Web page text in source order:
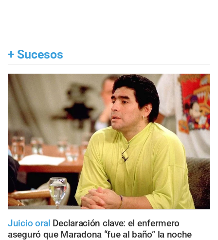
+ Sucesos
Juicio oral Declaración clave: el enfermero
aseguró que Maradona “fue al baño” la noche